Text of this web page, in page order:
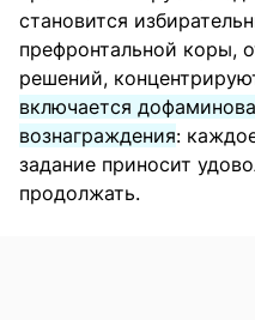
становится
префронтальной коры,
решений,
включается
вознаграждения:
задание приносит
продолжать.